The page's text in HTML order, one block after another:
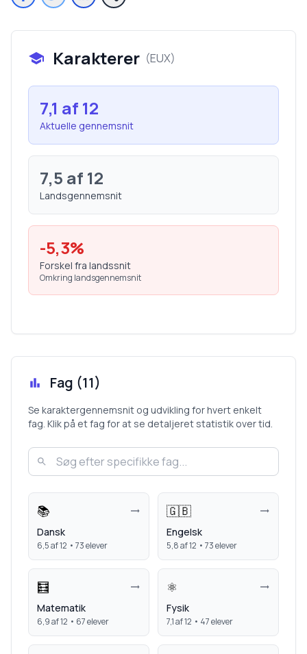
Karakterer (EUX)
7,1 af 12
Aktuelle gennemsnit
7,5 af 12
Landsgennemsnit
-5,3%
Forskel fra landssnit
Omkring landsgennemsnit
Fag (11)
Se karaktergennemsnit og udvikling for hvert enkelt
fag. Klik på et fag for at se detaljeret statistik over tid.
📚
Dansk
6,5af 12 • 73elever
🇬🇧
Engelsk
5,8af 12 • 73elever
🧮
Matematik
6,9af 12 • 67elever
⚛️
Fysik
7,1af 12 • 47elever